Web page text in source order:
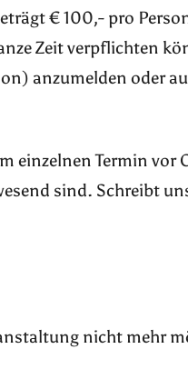
€ 100,- pro
Zeit verpflichten
anzumelden oder
einzelnen Termin
sind. Schreibt
nicht mehr